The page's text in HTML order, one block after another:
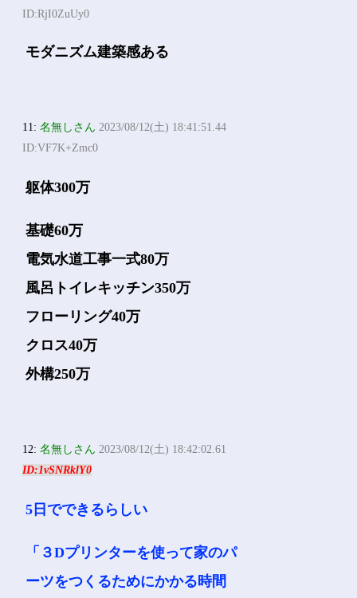
ID:RjI0ZuUy0
モダニズム建築感ある
11:名無しさん 2023/08/12(土) 18:41:51.44
ID:VF7K+Zmc0
躯体300万
基礎60万
電気水道工事一式80万
風呂トイレキッチン350万
フローリング40万
クロス40万
外構250万
12:名無しさん 2023/08/12(土) 18:42:02.61
ID:1vSNRklY0
5日でできるらしい
「３Dプリンターを使って家のパ
ーツをつくるためにかかる時間